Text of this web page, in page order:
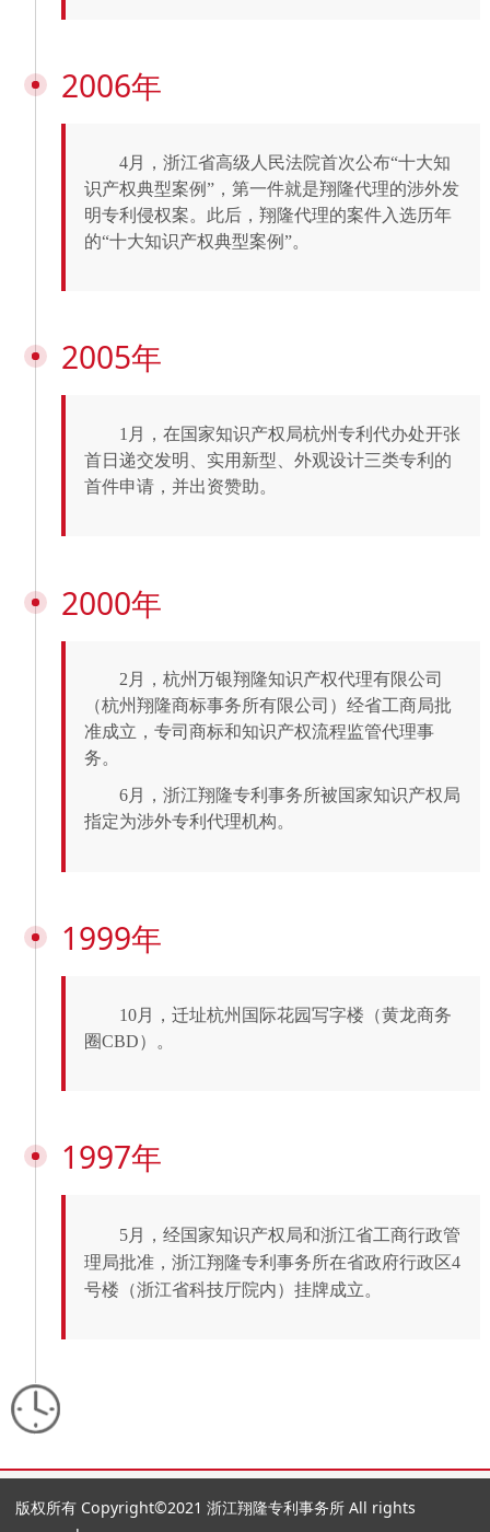
2006年
4月，浙江省高级人民法院首次公布“十大知
识产权典型案例”，第一件就是翔隆代理的涉外发
明专利侵权案。此后，翔隆代理的案件入选历年
的“十大知识产权典型案例”。
2005年
1月，在国家知识产权局杭州专利代办处开张
首日递交发明、实用新型、外观设计三类专利的
首件申请，并出资赞助。
2000年
2月，杭州万银翔隆知识产权代理有限公司
（杭州翔隆商标事务所有限公司）经省工商局批
准成立，专司商标和知识产权流程监管代理事
务。
6月，浙江翔隆专利事务所被国家知识产权局
指定为涉外专利代理机构。
1999年
10月，迁址杭州国际花园写字楼（黄龙商务
圈CBD）。
1997年
5月，经国家知识产权局和浙江省工商行政管
理局批准，浙江翔隆专利事务所在省政府行政区4
号楼（浙江省科技厅院内）挂牌成立。
版权所有 Copyright©2021 浙江翔隆专利事务所 All rights